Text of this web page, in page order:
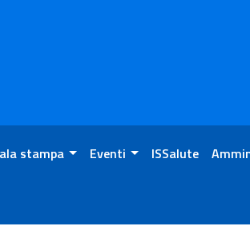
stampa Eventi ISSalute